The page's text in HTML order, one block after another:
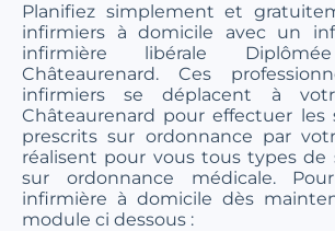
Planifiez simplement et
infirmiers à domicile avec un
infirmière libérale
Châteaurenard. Ces
infirmiers se déplacent à
Châteaurenard pour effectuer les
prescrits sur ordonnance par
réalisent pour vous tous types de
sur ordonnance médicale.
infirmière à domicile dès
module ci dessous :